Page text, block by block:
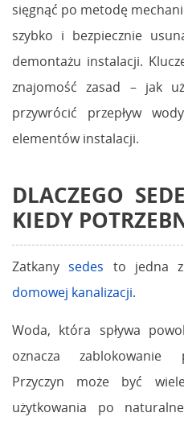
sięgnąć po metodę
szybko i bezpiecznie
demontażu instalacji.
znajomość zasad – jak
przywrócić przepływ
elementów instalacji.
DLACZEGO
KIEDY
Zatkanysedes to jedna z
domowej kanalizacji.
Woda, która spływa
oznacza zablokowanie
Przyczyn może być
użytkowania po